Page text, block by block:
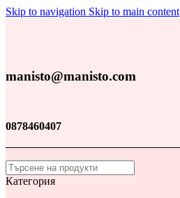
Skip to navigation Skip to main content
manisto@manisto.com
0878460407
Категория